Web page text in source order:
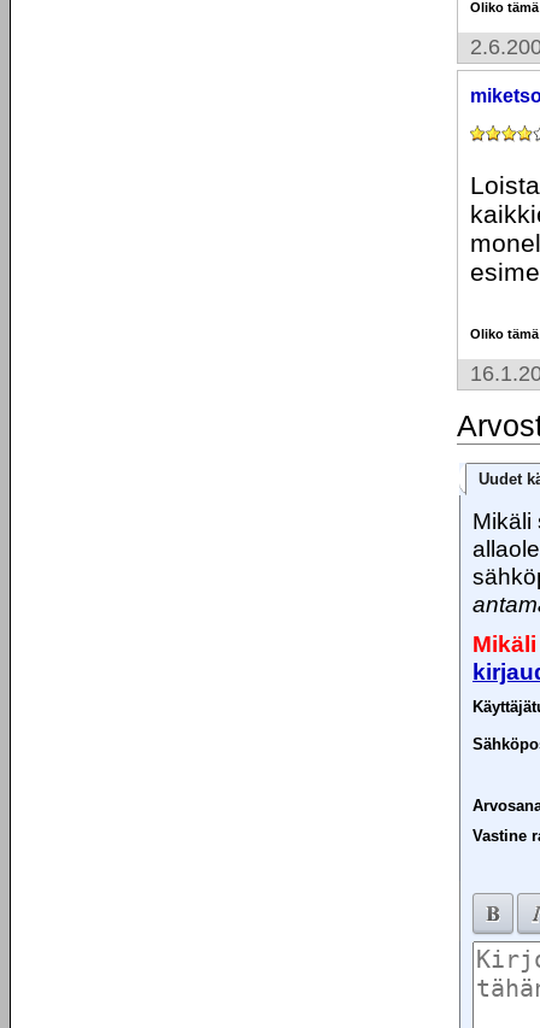
Oliko
Oliko
Uudet
Mikäli
Vastine